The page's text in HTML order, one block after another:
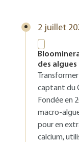
2 juillet
des algues
captant du
Fondée en
macro-
pour en
calcium,